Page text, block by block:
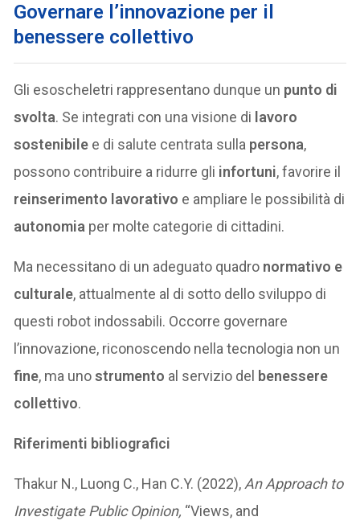
Governare l’innovazione per il
benessere collettivo
Gli esoscheletri rappresentano dunque un punto di
svolta. Se integrati con una visione di lavoro
sostenibile e di salute centrata sulla persona,
possono contribuire a ridurre gli infortuni, favorire il
reinserimento lavorativo e ampliare le possibilità di
autonomia per molte categorie di cittadini.
Ma necessitano di un adeguato quadro normativo e
culturale, attualmente al di sotto dello sviluppo di
questi robot indossabili. Occorre governare
l’innovazione, riconoscendo nella tecnologia non un
fine, ma unostrumento al servizio del benessere
collettivo.
Riferimenti bibliografici
Thakur N., Luong C., Han C.Y. (2022),An Approach to
Investigate Public Opinion, “Views, and